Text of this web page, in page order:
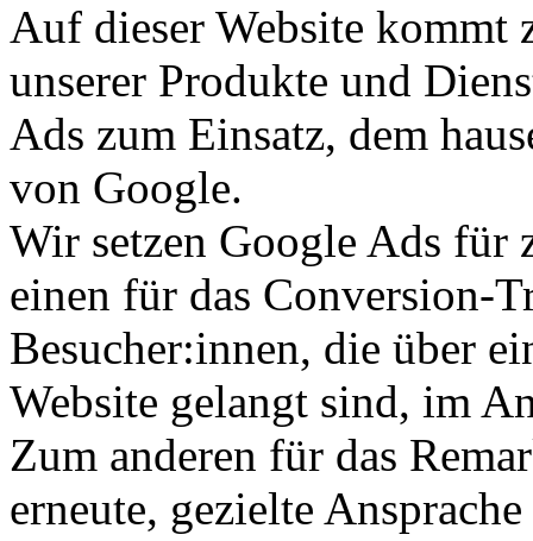
Auf dieser Website kommt
unserer Produkte und
Ads zum Einsatz, dem
von Google.
Wir setzen Google Ads für
einen für das Conversion-
Besucher:innen, die über
Website gelangt sind, im
Zum anderen für das
erneute, gezielte